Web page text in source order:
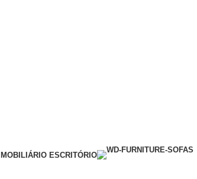
MOBILIÁRIO ESCRITÓRIO